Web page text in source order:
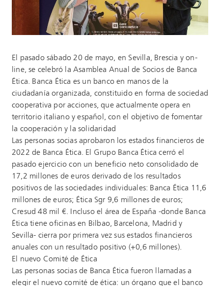
El pasado sábado 20 de mayo, en Sevilla, Brescia y on-
line, se celebró la Asamblea Anual de Socios de Banca
Ética. Banca Ética es un banco en manos de la
ciudadanía organizada, constituido en forma de sociedad
cooperativa por acciones, que actualmente opera en
territorio italiano y español, con el objetivo de fomentar
la cooperación y la solidaridad
Las personas socias aprobaron los estados financieros de
2022 de Banca Ética. El Grupo Banca Ética cerró el
pasado ejercicio con un beneficio neto consolidado de
17,2 millones de euros derivado de los resultados
positivos de las sociedades individuales: Banca Ética 11,6
millones de euros; Ética Sgr 9,6 millones de euros;
Cresud 48 mil €. Incluso el área de España -donde Banca
Ética tiene oficinas en Bilbao, Barcelona, Madrid y
Sevilla- cierra por primera vez sus estados financieros
anuales con un resultado positivo (+0,6 millones).
El nuevo Comité de Ética
Las personas socias de Banca Ética fueron llamadas a
elegir el nuevo comité de ética: un órgano que el banco